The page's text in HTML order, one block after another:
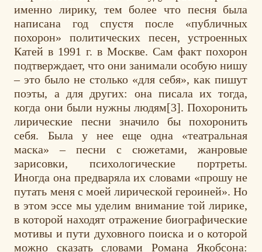
именно лирику, тем более что песня была
написана год спустя после «публичных
похорон» политических песен, устроенных
Катей в 1991 г. в Москве. Сам факт похорон
подтверждает, что они занимали особую нишу
– это было не столько «для себя», как пишут
поэты, а для других: она писала их тогда,
когда они были нужны людям[3]. Похоронить
лирические песни значило бы похоронить
себя. Была у нее еще одна «театральная
маска» – песни с сюжетами, жанровые
зарисовки, психологические портреты.
Иногда она предваряла их словами «прошу не
путать меня с моей лирической героиней». Но
в этом эссе мы уделим внимание той лирике,
в которой находят отражение биографические
мотивы и пути духовного поиска и о которой
можно сказать словами Романа Якобсона: